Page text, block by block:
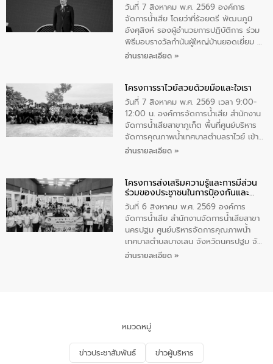
ตําบลนาโสก อําเภอเมืองมุกดาหาร จังหวัด
มุกดาหาร โดยในกิจกรรมได้ร่วมปลูกป่า และ
ทําความสะอาดภายในบริเวณ จัดกิจกรรม
เพื่อถวายเป็นพระราชกุศล สมเด็จพระนาง
เจ้าสิริกิติ์พระบรมราชินีนาถ พระบรมราช
วันที่ 7 สิงหาคม พ.ศ. 2569 องค์การ
จัดการน้ำเสีย โดยว่าที่ร้อยตรี พัฒนภูมิ
อังศุสิงห์ รองผู้อำนวยการปฏิบัติการ ร่วม
พิธีมอบรางวัลกำนันผู้ใหญ่บ้านยอดเยี่ยม ณ
ทำเนียบรัฐบาล โดยมีนายอนุทิน ชาญวีรกูล
ทองคำและประกาศเกียรติคุณให้แก่ กำนัน
ผู้ใหญ่บ้านยอดเยี่ยม พร้อมกล่าวชื่นชม ให้
โอวาท และมอบนโยบาย
อ่านรายละเอียด »
โครงการราไวย์สวยด้วยมือและใจเรา
วันที่ 7 สิงหาคม พ.ศ. 2569 เวลา 9:00-
12:00 น. องค์การจัดการน้ำเสีย สำนักงาน
จัดการน้ำเสียสาขาภูเก็ต พื้นที่ศูนย์บริหาร
จัดการคุณภาพน้ำเทศบาลตำบลราไวย์ เข้า
ร่วมโครงการราไวย์สวยด้วยมือและใจเรา
ประชาชน ตัวแทนจากโรงแรมต่างๆ ในเขต
เทศบาลตำบลราไวย์ ศูนย์บริหารจัดการ
คุณภาพน้ำเทศบาลตำบลราไวย์ นำโดยนาย
น้อย แก้วเศษ ผู้จัดการสำนักงานจัดการน้ำ
เสียสาขาภูเก็ต พร้อมด้วยเจ้าหน้าที่ จำนวน
5 คน ร่วมทำกิจกรรม ทำความสะอาด
ชายหาดและแหล่งท่องเที่ยว ณ บริเวณ
อ่านรายละเอียด »
โครงการส่งเสริมความรู้และการมีส่วน
ร่วมของประชาชนในการป้องกันและ
แก้ไขปัญหาน้ำเสียอย่างยั่งยืน
วันที่ 6 สิงหาคม พ.ศ. 2569 องค์การ
จัดการน้ำเสีย สำนักงานจัดการน้ำเสียสาขา
นครปฐม ศูนย์บริหารจัดการคุณภาพน้ำ
เทศบาลตำบลบางเลน จังหวัดนครปฐม จัด
กิจกรรมภายใต้โครงการส่งเสริมความรู้และ
จัดการน้ำเสียและสร้างจิตสำนึกในการ
อนุรักษ์สิ่งแวดล้อม ในหัวข้อ “น้ำเสียชุมชน
และการบำบัดน้ำเสียเบื้องต้น” โดยให้ความรู้
เกี่ยวกับสาเหตุและผลกระทบของน้ำเสีย
อ่านรายละเอียด »
หมวดหมู่
ข่าวประชาสัมพันธ์ ข่าวผู้บริหาร